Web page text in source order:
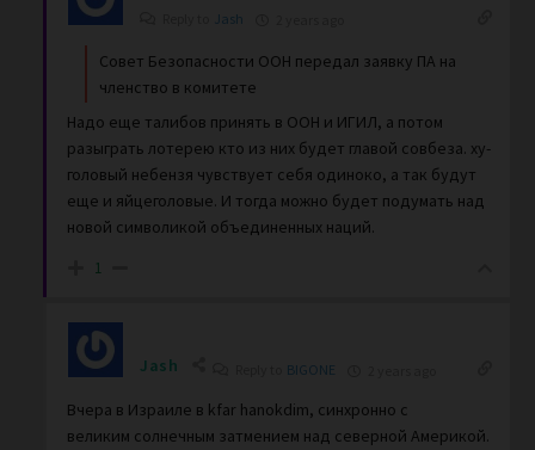
Jash
Совет Безопасности ООН передал заявку ПА на
членство в комитете
Надо еще талибов принять в ООН и ИГИЛ, а потом
разыграть лотерею кто из них будет главой совбеза. ху-
головый небензя чувствует себя одиноко, а так будут
еще и яйцеголовые. И тогда можно будет подумать над
новой символикой объединенных наций.
1
Jash BIGONE
Вчера в Израиле в kfar hanokdim, синхронно с
великим солнечным затмением над северной Америкой.